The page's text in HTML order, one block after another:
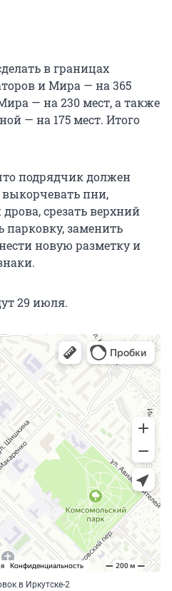
в границах
и Мира — на 365
— на 230 мест, а также
— на 175 мест. Итого
подрядчик должен
выкорчевать пни,
срезать верхний
парковку, заменить
новую разметку и
29 июля.
в Иркутске-2